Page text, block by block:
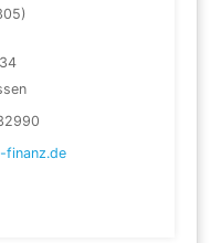
finanz.de